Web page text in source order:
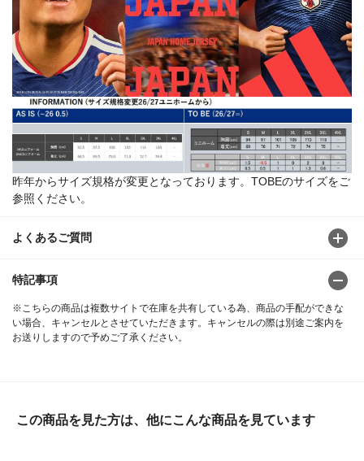
昨年からサイズ規格が変更となっております。TOBEのサイズをご
参照ください。
よくあるご質問
特記事項
※こちらの商品は複数サイトで在庫を共有している為、商品の手配ができな
い場合、キャンセルとさせていただきます。キャンセルの際は別途ご案内を
お送りしますので予めご了承ください。
この商品を見た方は、他にこんな商品を見ています